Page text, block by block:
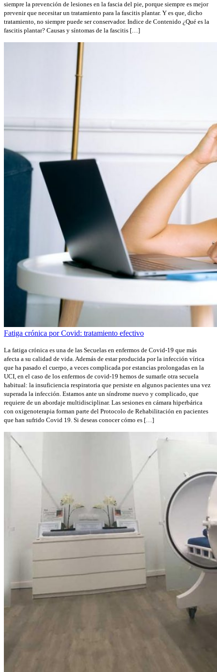
siempre la prevención de lesiones en la fascia del pie, porque siempre es mejor
prevenir que necesitar un tratamiento para la fascitis plantar. Y es que, dicho
tratamiento, no siempre puede ser conservador. Indice de Contenido ¿Qué es la
fascitis plantar? Causas y síntomas de la fascitis […]
Fatiga crónica por Covid: tratamiento efectivo
La fatiga crónica es una de las Secuelas en enfermos de Covid-19 que más
afecta a su calidad de vida. Además de estar producida por la infección vírica
que ha pasado el cuerpo, a veces complicada por estancias prolongadas en la
UCI, en el caso de los enfermos de covid-19 hemos de sumarle otra secuela
habitual: la insuficiencia respiratoria que persiste en algunos pacientes una vez
superada la infección. Estamos ante un síndrome nuevo y complicado, que
requiere de un abordaje multidisciplinar. Las sesiones en cámara hiperbárica
con oxigenoterapia forman parte del Protocolo de Rehabilitación en pacientes
que han sufrido Covid 19. Si deseas conocer cómo es […]